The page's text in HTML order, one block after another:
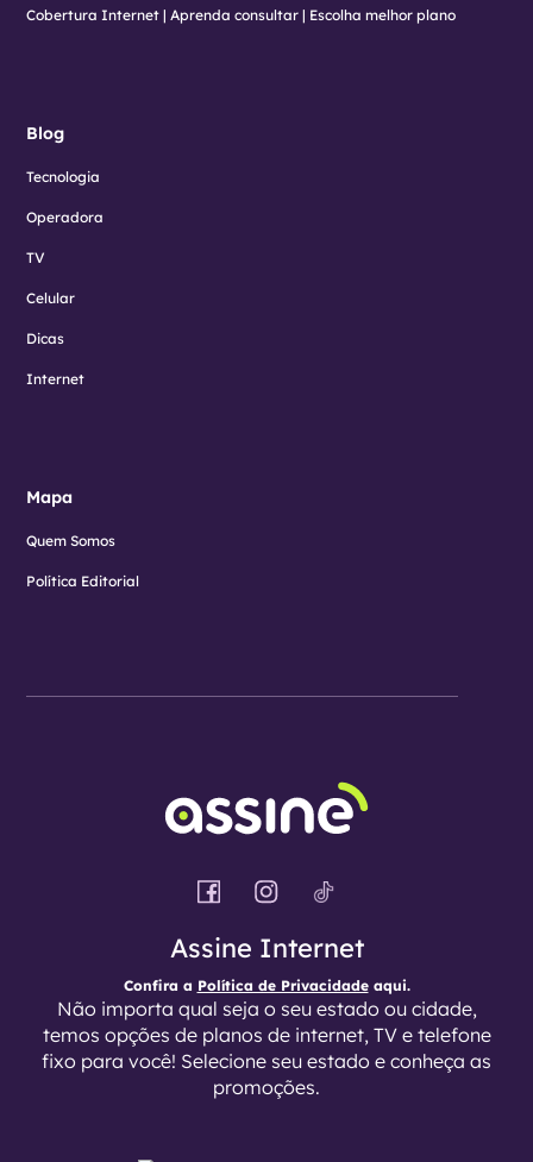
Cobertura Internet | Aprenda consultar | Escolha melhor plano
Blog
Tecnologia
Operadora
TV
Celular
Dicas
Internet
Mapa
Quem Somos
Política Editorial
Assine Internet
Confira a Política de Privacidadeaqui.
Não importa qual seja o seu estado ou cidade,
temos opções de planos de internet, TV e telefone
fixo para você! Selecione seu estado e conheça as
promoções.